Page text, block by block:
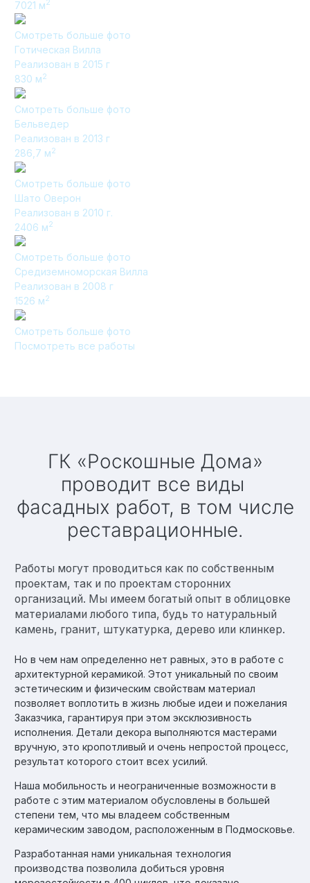
Элитные «Здоровые дома»
Дома Бизнес-класса
Управление проектом реализации дома
Функция Генпроектировщик
Функция Генподрядчик
Дизайн интерьеров. Отделка
Облицовка фасада
Реконструкция
Пожизненное обслуживание
Технология по улучшенным российским нормативам
7021 м2
Смотреть больше фото
Готическая Вилла
Реализован в 2015 г
830 м2
Смотреть больше фото
Бельведер
Реализован в 2013 г
286,7 м2
Смотреть больше фото
Шато Оверон
Реализован в 2010 г.
2406 м2
Смотреть больше фото
Средиземноморская Вилла
Реализован в 2008 г
1526 м2
Смотреть больше фото
Посмотреть все работы
ГК «Роскошные Дома»
проводит все виды
фасадных работ, в том числе
реставрационные.
Работы могут проводиться как по собственным
проектам, так и по проектам сторонних
организаций. Мы имеем богатый опыт в облицовке
материалами любого типа, будь то натуральный
камень, гранит, штукатурка, дерево или клинкер.
Но в чем нам определенно нет равных, это в работе с
архитектурной керамикой. Этот уникальный по своим
эстетическим и физическим свойствам материал
позволяет воплотить в жизнь любые идеи и пожелания
Заказчика, гарантируя при этом эксклюзивность
исполнения. Детали декора выполняются мастерами
вручную, это кропотливый и очень непростой процесс,
результат которого стоит всех усилий.
Наша мобильность и неограниченные возможности в
работе с этим материалом обусловлены в большей
степени тем, что мы владеем собственным
керамическим заводом, расположенным в Подмосковье.
Разработанная нами уникальная технология
производства позволила добиться уровня